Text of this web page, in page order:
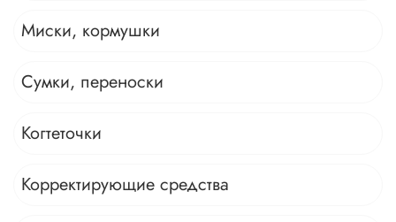
Миски, кормушки
Сумки, переноски
Когтеточки
Корректирующие средства